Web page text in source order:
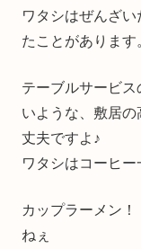
ワタシはぜんざ
たことがあります
テーブルサービ
いような、敷居
丈夫ですよ♪
ワタシはコーヒー
カップラーメン！
ねぇ